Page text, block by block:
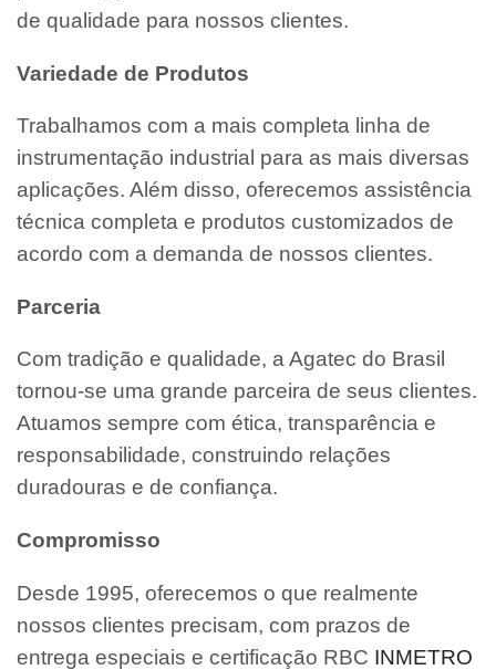
de qualidade para nossos clientes.
Variedade de Produtos
Trabalhamos com a mais completa linha de
instrumentação industrial para as mais diversas
aplicações. Além disso, oferecemos assistência
técnica completa e produtos customizados de
acordo com a demanda de nossos clientes.
Parceria
Com tradição e qualidade, a Agatec do Brasil
tornou-se uma grande parceira de seus clientes.
Atuamos sempre com ética, transparência e
responsabilidade, construindo relações
duradouras e de confiança.
Compromisso
Desde 1995, oferecemos o que realmente
nossos clientes precisam, com prazos de
entrega especiais e certificação RBC INMETRO